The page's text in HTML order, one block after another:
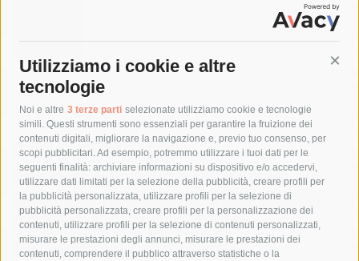
Utilizziamo i cookie e altre
tecnologie
Noi e altre 3 terze parti selezionate utilizziamo cookie e tecnologie
simili. Questi strumenti sono essenziali per garantire la fruizione dei
contenuti digitali, migliorare la navigazione e, previo tuo consenso, per
scopi pubblicitari. Ad esempio, potremmo utilizzare i tuoi dati per le
seguenti finalità: archiviare informazioni su dispositivo e/o accedervi,
utilizzare dati limitati per la selezione della pubblicità, creare profili per
la pubblicità personalizzata, utilizzare profili per la selezione di
pubblicità personalizzata, creare profili per la personalizzazione dei
contenuti, utilizzare profili per la selezione di contenuti personalizzati,
misurare le prestazioni degli annunci, misurare le prestazioni dei
contenuti, comprendere il pubblico attraverso statistiche o la
Tag
acqua allerta meteo
anas
area marina protetta di punta campanella
arresto
Asl Napoli 3 sud
capitaneria di porto capri
carabinieri
castellammare di stabia
circumvesuviana
comune di sorrento
concerto
contagi